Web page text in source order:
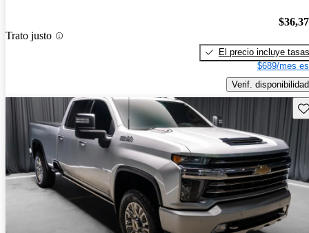
Trato justo
El precio incluye tasas
$689/mes
Verif. disponibilidad